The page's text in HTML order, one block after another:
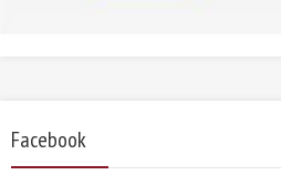
Facebook